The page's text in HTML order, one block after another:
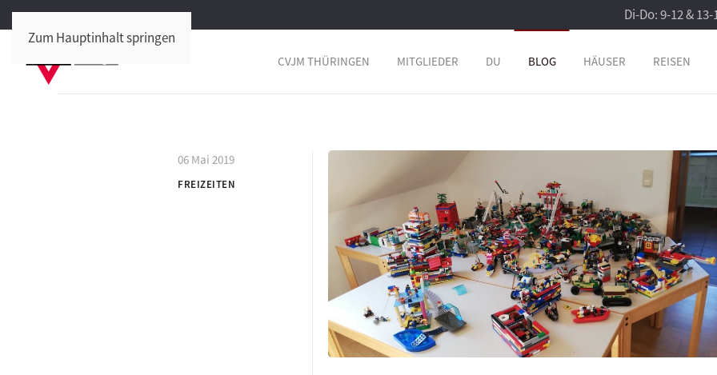
Zum Hauptinhalt springen
Di-Do: 9-12 &
CVJM THÜRINGEN MITGLIEDER DU BLOG HÄUSER REISEN
06 Mai 2019
FREIZEITEN